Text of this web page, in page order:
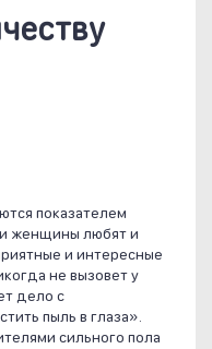
показателем
женщины любят и
и интересные
не вызовет у
дело с
пыль в глаза».
сильного пола